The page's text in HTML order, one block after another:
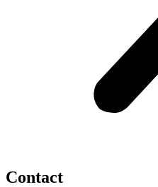
Contact